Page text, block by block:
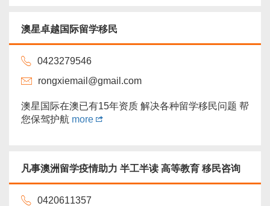
澳星卓越国际留学移民
0423279546
rongxiemail@gmail.com
澳星国际在澳已有15年资质 解决各种留学移民问题 帮
您保驾护航 more
凡事澳洲留学疫情助力 半工半读 高等教育 移民咨询
0420611357